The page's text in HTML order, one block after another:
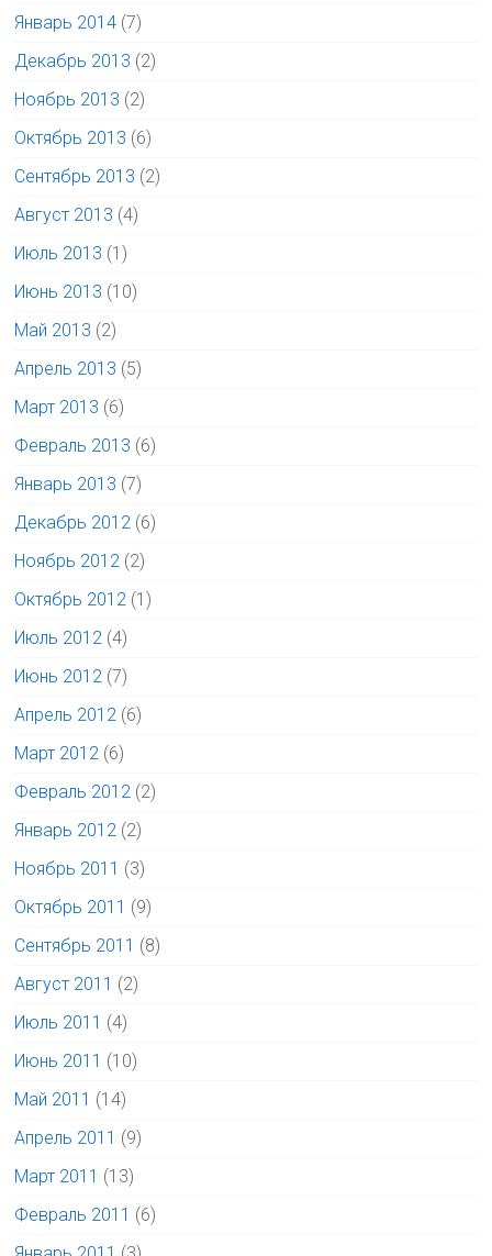
Январь 2014 (7)
Декабрь 2013 (2)
Ноябрь 2013 (2)
Октябрь 2013 (6)
Сентябрь 2013 (2)
Август 2013 (4)
Июль 2013 (1)
Июнь 2013 (10)
Май 2013 (2)
Апрель 2013 (5)
Март 2013 (6)
Февраль 2013 (6)
Январь 2013 (7)
Декабрь 2012 (6)
Ноябрь 2012 (2)
Октябрь 2012 (1)
Июль 2012 (4)
Июнь 2012 (7)
Апрель 2012 (6)
Март 2012 (6)
Февраль 2012 (2)
Январь 2012 (2)
Ноябрь 2011 (3)
Октябрь 2011 (9)
Сентябрь 2011 (8)
Август 2011 (2)
Июль 2011 (4)
Июнь 2011 (10)
Май 2011 (14)
Апрель 2011 (9)
Март 2011 (13)
Февраль 2011 (6)